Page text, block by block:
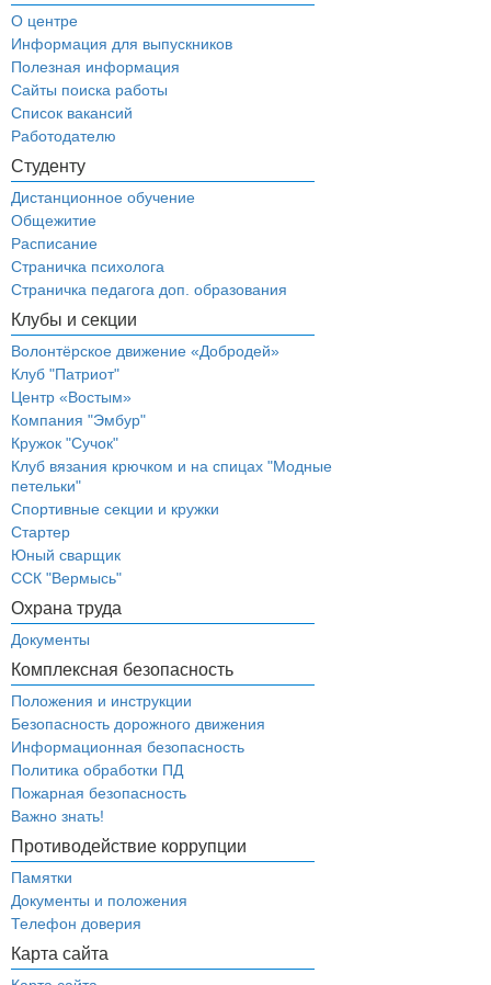
О центре
Информация для выпускников
Полезная информация
Сайты поиска работы
Список вакансий
Работодателю
Студенту
Дистанционное обучение
Общежитие
Расписание
Страничка психолога
Страничка педагога доп. образования
Клубы и секции
Волонтёрское движение «Добродей»
Клуб "Патриот"
Центр «Востым»
Компания "Эмбур"
Кружок "Сучок"
Клуб вязания крючком и на спицах "Модные
петельки"
Спортивные секции и кружки
Стартер
Юный сварщик
ССК "Вермысь"
Охрана труда
Документы
Комплексная безопасность
Положения и инструкции
Безопасность дорожного движения
Информационная безопасность
Политика обработки ПД
Пожарная безопасность
Важно знать!
Противодействие коррупции
Памятки
Документы и положения
Телефон доверия
Карта сайта